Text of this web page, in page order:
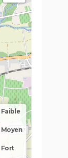
Faible
Moyen
Fort